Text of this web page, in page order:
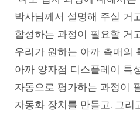
박사님께서 설명해 주실 거
합성하는 과정이 필요할 거
우리가 원하는 아까 촉매의
아까 양자점 디스플레이 특
자동으로 평가하는 과정이
자동화 장치를 만들고. 그리